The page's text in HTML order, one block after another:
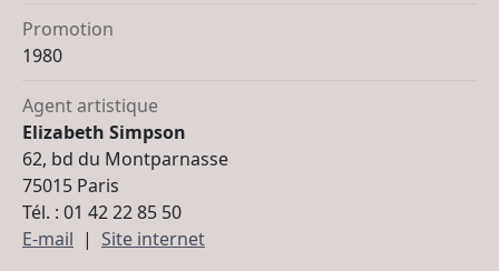
Promotion
1980
Agent artistique
Elizabeth Simpson
62, bd du Montparnasse
75015 Paris
Tél. : 01 42 22 85 50
E-mail | Site internet